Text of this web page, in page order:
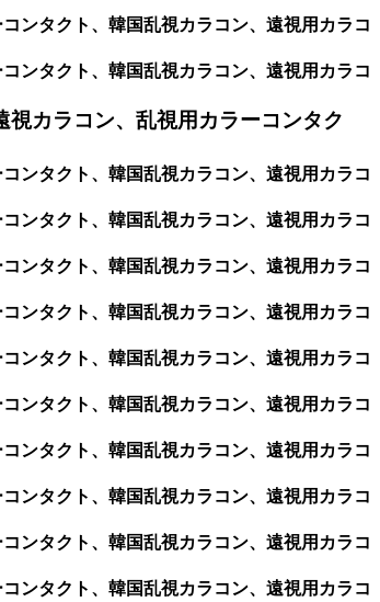
ンタクト、韓国乱視カラコン、遠視用カラコ
ンタクト、韓国乱視カラコン、遠視用カラコ
カラコン、乱視用カラーコンタク
ンタクト、韓国乱視カラコン、遠視用カラコ
ンタクト、韓国乱視カラコン、遠視用カラコ
ンタクト、韓国乱視カラコン、遠視用カラコ
ンタクト、韓国乱視カラコン、遠視用カラコ
ンタクト、韓国乱視カラコン、遠視用カラコ
ンタクト、韓国乱視カラコン、遠視用カラコ
ンタクト、韓国乱視カラコン、遠視用カラコ
ンタクト、韓国乱視カラコン、遠視用カラコ
ンタクト、韓国乱視カラコン、遠視用カラコ
ンタクト、韓国乱視カラコン、遠視用カラコ